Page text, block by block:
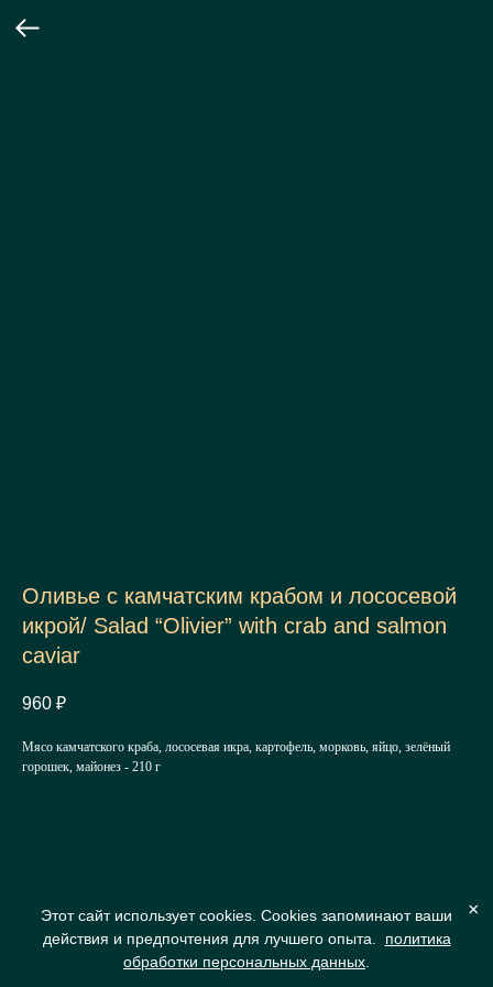
Оливье с камчатским крабом и лососевой
икрой/ Salad “Olivier” with crab and salmon
caviar
960 ₽
Мясо камчатского краба, лососевая икра, картофель, морковь, яйцо, зелёный
горошек, майонез - 210 г
×
Этот сайт использует cookies. Cookies запоминают ваши
действия и предпочтения для лучшего опыта.
политика
обработки персональных данных